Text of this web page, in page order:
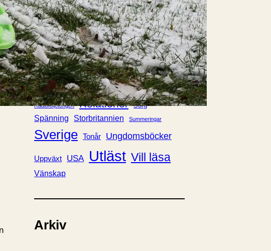
e
r
Bokhandel
Favoriter Filmatiseringar Framsidor
Föräldraskap Historia Illustrerat Klass
Klassiker Kvinnors liv Kärlek
Ljudböcker
Läsa Mord Nobelpriset
Noveller Nyutkommet Personligt Poesi
Politik & samhälle Prisbelönt
Radioföljetongen Relationer Sorg
Spänning Storbritannien Summeringar
Sverige Tonår Ungdomsböcker
Uppväxt USA Utläst Vill läsa
Vänskap
Arkiv